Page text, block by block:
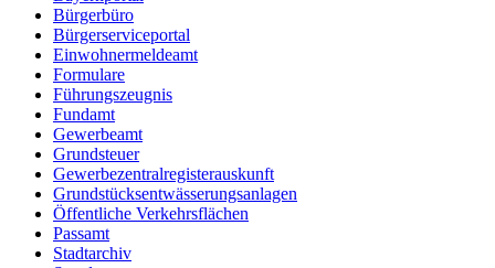
Bürgerbüro
Bürgerserviceportal
Einwohnermeldeamt
Formulare
Führungszeugnis
Fundamt
Gewerbeamt
Grundsteuer
Gewerbezentralregisterauskunft
Grundstücksentwässerungsanlagen
Öffentliche Verkehrsflächen
Passamt
Stadtarchiv